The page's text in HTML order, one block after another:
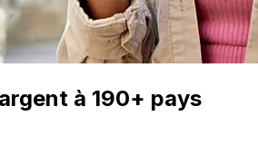
à 190+ pays